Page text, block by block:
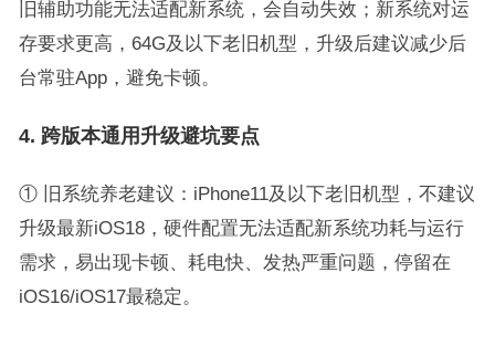
旧辅助功能无法适配新系统，会自动失效；新系统对运
存要求更高，64G及以下老旧机型，升级后建议减少后
台常驻App，避免卡顿。
4. 跨版本通用升级避坑要点
① 旧系统养老建议：iPhone11及以下老旧机型，不建议
升级最新iOS18，硬件配置无法适配新系统功耗与运行
需求，易出现卡顿、耗电快、发热严重问题，停留在
iOS16/iOS17最稳定。